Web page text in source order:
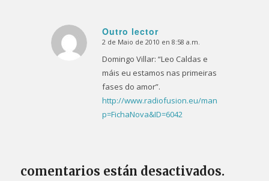
Outro lector
Dice:
2 de Maio de 2010 en 8:58 a.m.
Domingo Villar: “Leo Caldas e
máis eu estamos nas primeiras
fases do amor”.
http://www.radiofusion.eu/manager.php?
p=FichaNova&ID=6042
comentarios están desactivados.